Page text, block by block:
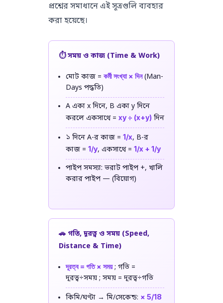
প্রশ্নের সমাধানে এই সূত্রগুলি ব্যবহার
করা হয়েছে।
⏱️ সময় ও কাজ (Time & Work)
মোট কাজ = কর্মী সংখ্যা × দিন(Man-
Days পদ্ধতি)
A একা x দিনে, B একা y দিনে
করলে একসাথে = xy ÷ (x+y) দিন
১ দিনে A-র কাজ = 1/x, B-র
কাজ = 1/y, একসাথে = 1/x + 1/y
পাইপ সমস্যা: ভরাট পাইপ +, খালি
করার পাইপ — (বিয়োগ)
🚗 গতি, দূরত্ব ও সময় (Speed,
Distance & Time)
দূরত্ব = গতি × সময়; গতি =
দূরত্ব÷সময় ; সময় = দূরত্ব÷গতি
কিমি/ঘণ্টা → মি/সেকেন্ড: × 5/18